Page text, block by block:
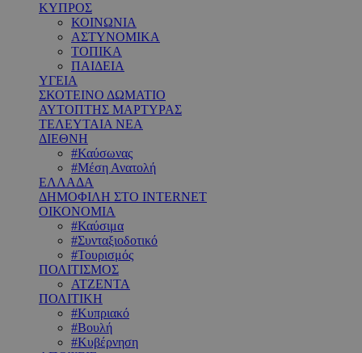
ΚΥΠΡΟΣ
ΚΟΙΝΩΝΙΑ
ΑΣΤΥΝΟΜΙΚΑ
ΤΟΠΙΚΑ
ΠΑΙΔΕΙΑ
ΥΓΕΙΑ
ΣΚΟΤΕΙΝΟ ΔΩΜΑΤΙΟ
ΑΥΤΟΠΤΗΣ ΜΑΡΤΥΡΑΣ
ΤΕΛΕΥΤΑΙΑ ΝΕΑ
ΔΙΕΘΝΗ
#Καύσωνας
#Μέση Ανατολή
ΕΛΛΑΔΑ
ΔΗΜΟΦΙΛΗ ΣΤΟ INTERNET
ΟΙΚΟΝΟΜΙΑ
#Καύσιμα
#Συνταξιοδοτικό
#Τουρισμός
ΠΟΛΙΤΙΣΜΟΣ
ΑΤΖΕΝΤΑ
ΠΟΛΙΤΙΚΗ
#Κυπριακό
#Βουλή
#Κυβέρνηση